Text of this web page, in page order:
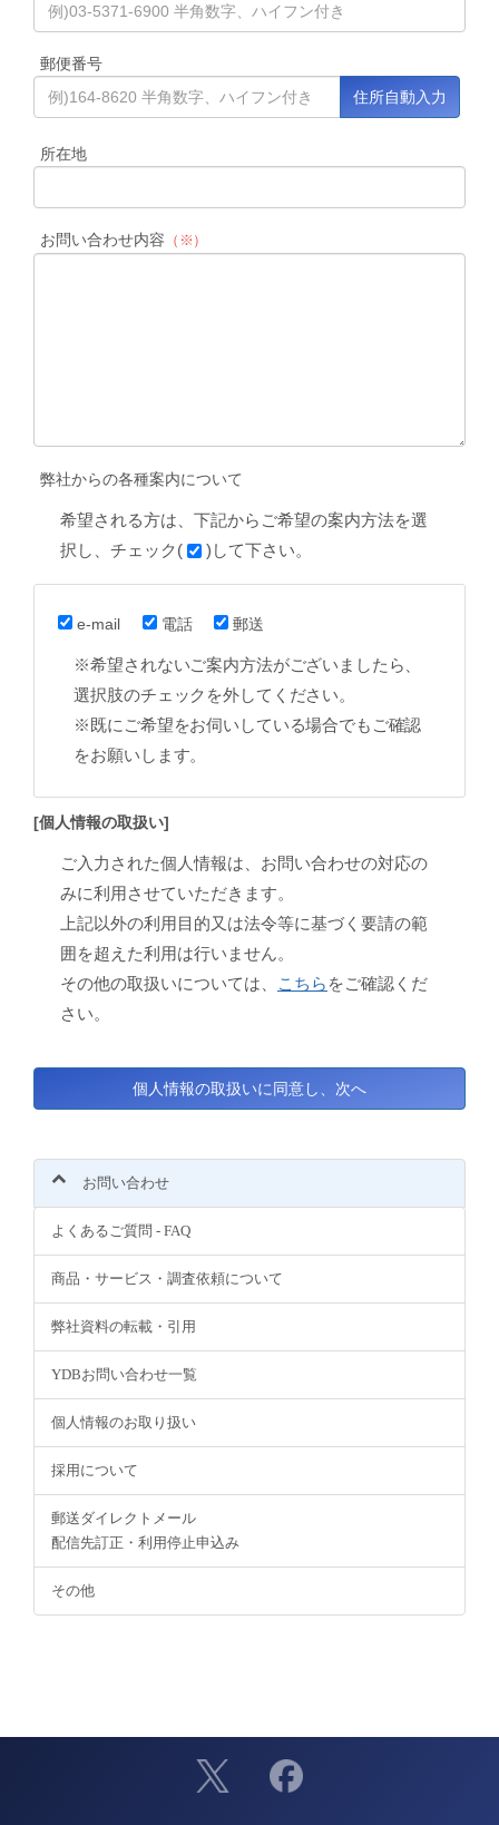
郵便番号
所在地
お問い合わせ内容 （※）
弊社からの各種案内について
希望される方は、下記からご希望の案内方法を選
択し、チェック(
)して下さい。
e-mail 電話 郵送
※希望されないご案内方法がございましたら、
選択肢のチェックを外してください。
※既にご希望をお伺いしている場合でもご確認
をお願いします。
[個人情報の取扱い]
ご入力された個人情報は、お問い合わせの対応の
みに利用させていただきます。
上記以外の利用目的又は法令等に基づく要請の範
囲を超えた利用は行いません。
その他の取扱いについては、
こちら をご確認くだ
さい。
お問い合わせ
よくあるご質問 - FAQ
商品・サービス・調査依頼について
弊社資料の転載・引用
YDBお問い合わせ一覧
個人情報のお取り扱い
採用について
郵送ダイレクトメール
配信先訂正・利用停止申込み
その他